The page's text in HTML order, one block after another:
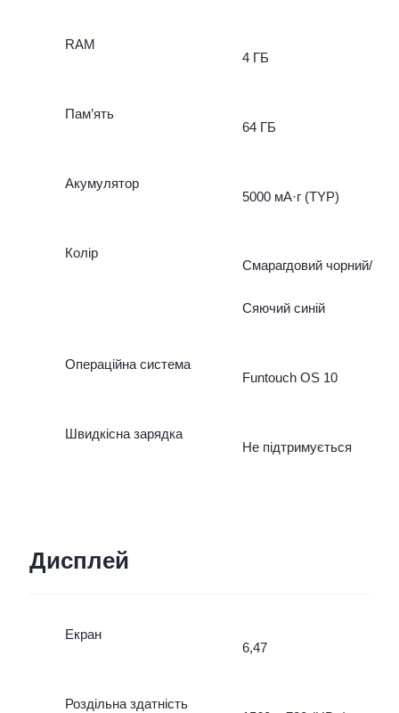
RAM
4 ГБ
Пам’ять
64 ГБ
Акумулятор
5000 мА·г (TYP)
Колір
Смарагдовий чорний/
Сяючий синій
Операційна система
Funtouch OS 10
Швидкісна зарядка
Не підтримується
Дисплей
Екран
6,47
Роздільна здатність